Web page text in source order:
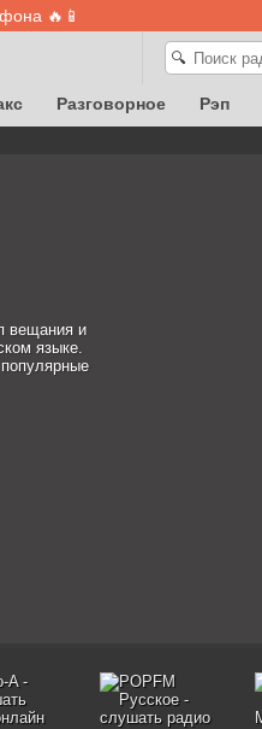
🔥📱
🔍
Разговорное Рэп
вещания и
языке.